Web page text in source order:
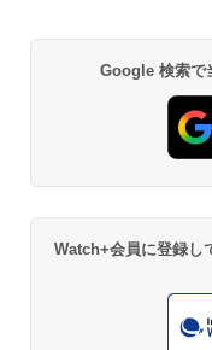
Google 検索で
Watch+会員に登録し